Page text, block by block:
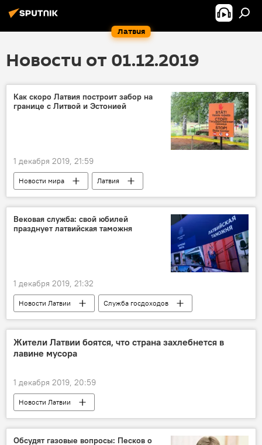
Латвия
Новости от 01.12.2019
Как скоро Латвия построит забор на
границе с Литвой и Эстонией
1 декабря 2019, 21:59
Новости мира
Латвия
Шенгенская зона
Шенгенская виза
Евросоюз
Вековая служба: свой юбилей
празднует латвийская таможня
1 декабря 2019, 21:32
Новости Латвии
Служба госдоходов
Латвия
таможня
Жители Латвии боятся, что страна захлебнется в
лавине мусора
1 декабря 2019, 20:59
Новости Латвии
Обсудят газовые вопросы: Песков о